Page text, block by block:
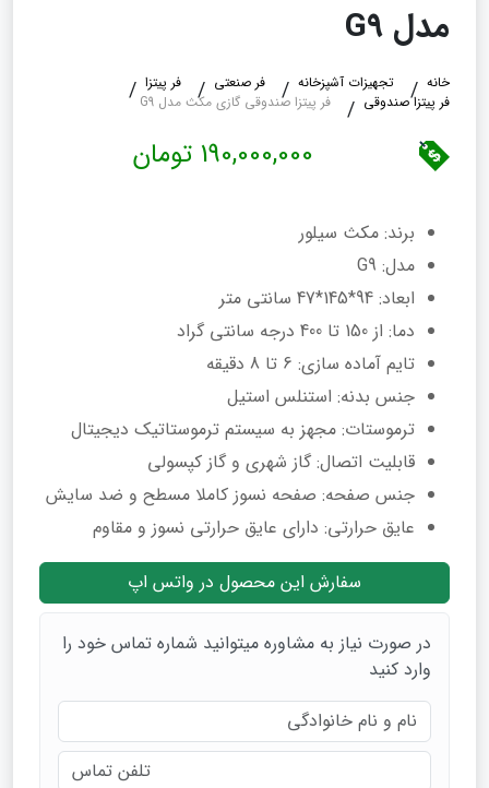
مدل G9
خانه تجهیزات آشپزخانه فر صنعتی
فر پیتزا
فر پیتزا صندوقی
فر پیتزا صندوقی گازی مکث مدل G9
190,000,000 تومان
برند: مکث سیلور
مدل: G9
ابعاد: 94*145*47 سانتی متر
دما: از 150 تا 400 درجه سانتی گراد
تایم آماده سازی: 6 تا 8 دقیقه
جنس بدنه: استنلس استیل
ترموستات: مجهز به سیستم ترموستاتیک دیجیتال
قابلیت اتصال: گاز شهری و گاز کپسولی
جنس صفحه: صفحه نسوز کاملا مسطح و ضد سایش
عایق حرارتی: دارای عایق حرارتی نسوز و مقاوم
سفارش این محصول در واتس اپ
در صورت نیاز به مشاوره میتوانید شماره تماس خود را
وارد کنید